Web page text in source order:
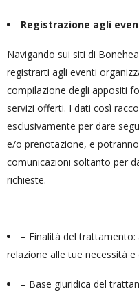
Registrazione agli
Navigando sui siti di
registrarti agli eventi
compilazione degli appositi
servizi offerti. I dati così
esclusivamente per dare
e/o prenotazione, e
comunicazioni soltanto per
richieste.
– Finalità del
relazione alle tue necessità
– Base giuridica del